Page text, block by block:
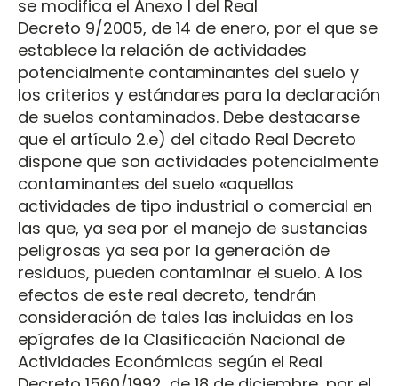
se modifica el Anexo I del Real
Decreto 9/2005, de 14 de enero, por el que se
establece la relación de actividades
potencialmente contaminantes del suelo y
los criterios y estándares para la declaración
de suelos contaminados. Debe destacarse
que el artículo 2.e) del citado Real Decreto
dispone que son actividades potencialmente
contaminantes del suelo «aquellas
actividades de tipo industrial o comercial en
las que, ya sea por el manejo de sustancias
peligrosas ya sea por la generación de
residuos, pueden contaminar el suelo. A los
efectos de este real decreto, tendrán
consideración de tales las incluidas en los
epígrafes de la Clasificación Nacional de
Actividades Económicas según el Real